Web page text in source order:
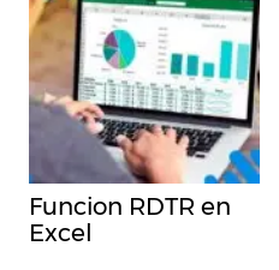
Funcion RDTR en
Excel